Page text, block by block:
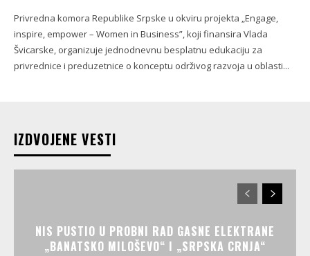
Privredna komora Republike Srpske u okviru projekta „Engage,
inspire, empower – Women in Business”, koji finansira Vlada
Švicarske, organizuje jednodnevnu besplatnu edukaciju za
privrednice i preduzetnice o konceptu održivog razvoja u oblasti...
IZDVOJENE VESTI
NIS PUSTIO U PROBNI RAD GASNE ELEKTRANE
„BANATSKO MILOŠEVO“ I „SRPSKA CRNJA“